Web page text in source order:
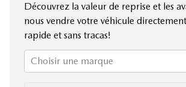
Découvrez la valeur de reprise et les
nous vendre votre véhicule
rapide et sans tracas!
Choisir une marque